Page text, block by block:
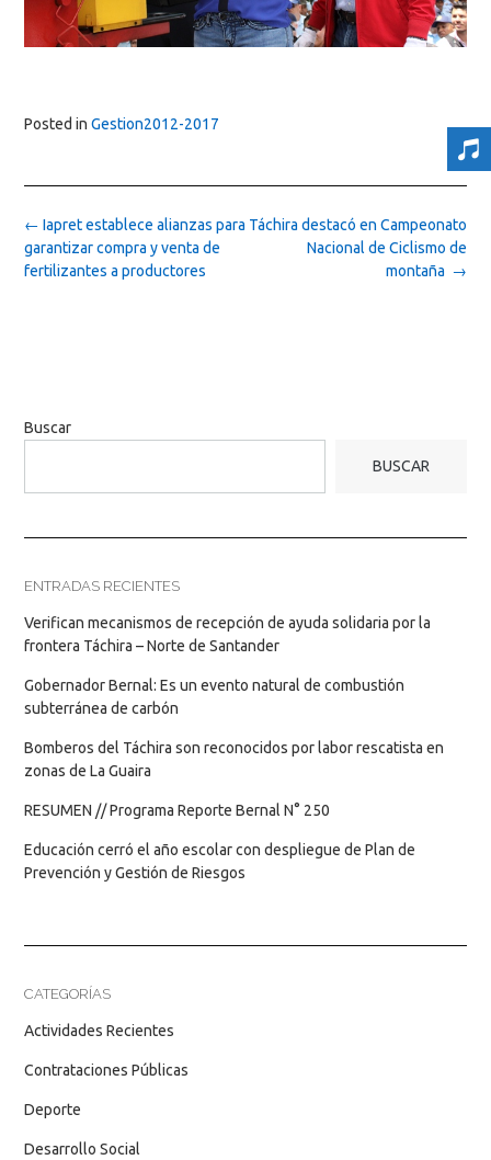
Posted in Gestion2012-2017
Post
navigation
Táchira destacó en Campeonato
Nacional de Ciclismo de
montaña →
← Iapret establece alianzas para
garantizar compra y venta de
fertilizantes a productores
Buscar
BUSCAR
ENTRADAS RECIENTES
Verifican mecanismos de recepción de ayuda solidaria por la
frontera Táchira – Norte de Santander
Gobernador Bernal: Es un evento natural de combustión
subterránea de carbón
Bomberos del Táchira son reconocidos por labor rescatista en
zonas de La Guaira
RESUMEN // Programa Reporte Bernal N° 250
Educación cerró el año escolar con despliegue de Plan de
Prevención y Gestión de Riesgos
CATEGORÍAS
Actividades Recientes
Contrataciones Públicas
Deporte
Desarrollo Social